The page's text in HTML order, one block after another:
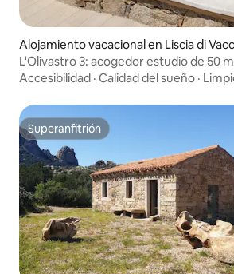
Alojamiento vacacional en Liscia di
L'Olivastro 3: acogedor estudio de 50
Accesibilidad · Calidad del sueño ·
Superanfitrión
Superanfitrión